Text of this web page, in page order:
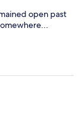
open past